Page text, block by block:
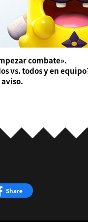
combate».
vs. todos y en
Share